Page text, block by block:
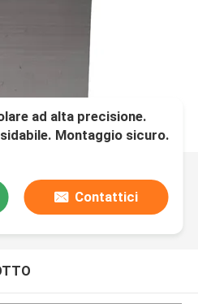
ad alta precisione.
Montaggio sicuro.
Contattici